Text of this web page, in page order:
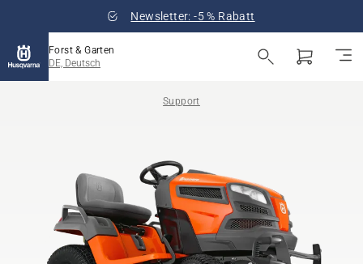
Newsletter: -5 % Rabatt
Forst & Garten
DE, Deutsch
Support